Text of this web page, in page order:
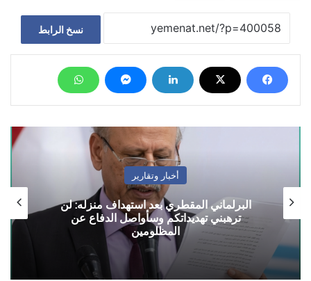
نسخ الرابط
أخبار وتقارير
البرلماني المقطري بعد استهداف منزله: لن
ترهبني تهديداتكم وسأواصل الدفاع عن
المظلومين